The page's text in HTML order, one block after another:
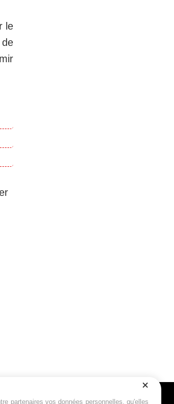
le
partenaires vos données personnelles, qu'elles